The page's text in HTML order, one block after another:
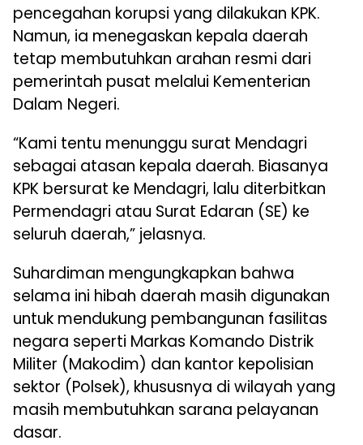
pencegahan korupsi yang dilakukan KPK.
Namun, ia menegaskan kepala daerah
tetap membutuhkan arahan resmi dari
pemerintah pusat melalui Kementerian
Dalam Negeri.
“Kami tentu menunggu surat Mendagri
sebagai atasan kepala daerah. Biasanya
KPK bersurat ke Mendagri, lalu diterbitkan
Permendagri atau Surat Edaran (SE) ke
seluruh daerah,” jelasnya.
Suhardiman mengungkapkan bahwa
selama ini hibah daerah masih digunakan
untuk mendukung pembangunan fasilitas
negara seperti Markas Komando Distrik
Militer (Makodim) dan kantor kepolisian
sektor (Polsek), khususnya di wilayah yang
masih membutuhkan sarana pelayanan
dasar.